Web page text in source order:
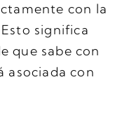
con la
significa
que sabe con
asociada con